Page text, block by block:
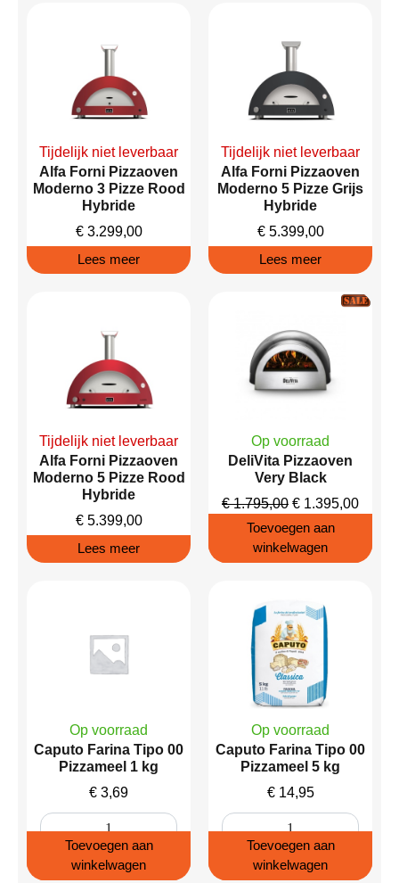
Tijdelijk niet leverbaar
Alfa Forni Pizzaoven
Moderno 3 Pizze Rood
Hybride
€3.299,00
Lees meer
Tijdelijk niet leverbaar
Alfa Forni Pizzaoven
Moderno 5 Pizze Grijs
Hybride
€5.399,00
Lees meer
Tijdelijk niet leverbaar
Alfa Forni Pizzaoven
Moderno 5 Pizze Rood
Hybride
€5.399,00
Lees meer
Sale!
Op voorraad
DeliVita Pizzaoven
Very Black
€1.795,00 € 1.395,00
Toevoegen aan
winkelwagen
Op voorraad
Caputo Farina Tipo 00
Pizzameel 1 kg
€ 3,69
Toevoegen aan
winkelwagen
Op voorraad
Caputo Farina Tipo 00
Pizzameel 5 kg
€14,95
Toevoegen aan
winkelwagen